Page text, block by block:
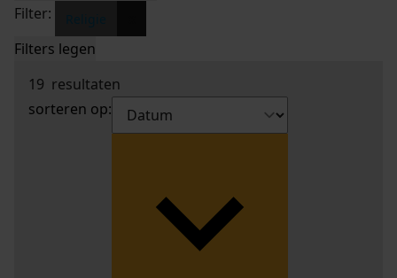
Filter:
Filters legen
19 resultaten
sorteren op: